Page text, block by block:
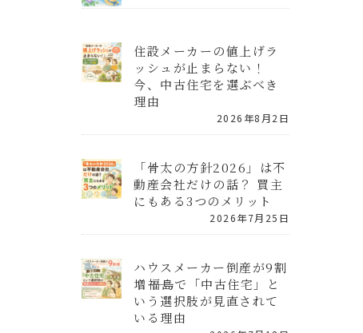
住設メーカーの値上げラ
ッシュが止まらない！
今、中古住宅を選ぶべき
理由
2026年8月2日
「骨太の方針2026」は不
動産会社だけの話？ 買主
にもある3つのメリット
2026年7月25日
ハウスメーカー倒産が9割
増――福島で「中古住宅」と
いう選択肢が見直されて
いる理由